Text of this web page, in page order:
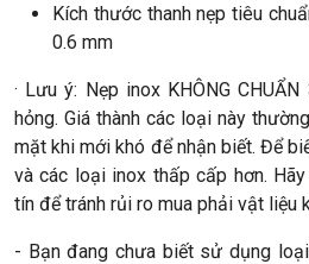
Kích thước thanh nẹp tiêu
0.6 mm
· Lưu ý: Nẹp inox KHÔNG
hỏng. Giá thành các loại này
mặt khi mới khó để nhận biết. Để
và các loại inox thấp cấp hơn.
tín để tránh rủi ro mua phải vật liệu
- Bạn đang chưa biết sử dụng